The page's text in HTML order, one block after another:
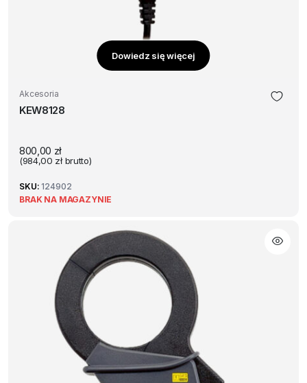
Dowiedz się więcej
Akcesoria
KEW8128
800,00 zł
(984,00 złbrutto)
SKU: 124902
BRAK NA MAGAZYNIE